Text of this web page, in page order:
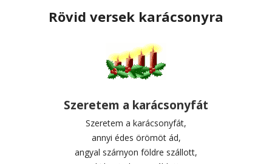
Rövid versek karácsonyra
Szeretem a karácsonyfát
Szeretem a karácsonyfát,
annyi édes örömöt ád,
angyal szárnyon földre szállott,